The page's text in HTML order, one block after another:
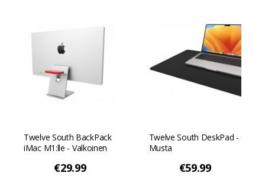
Twelve South BackPack
iMac M1:lle - Valkoinen
€29.99
Twelve South DeskPad -
Musta
€59.99